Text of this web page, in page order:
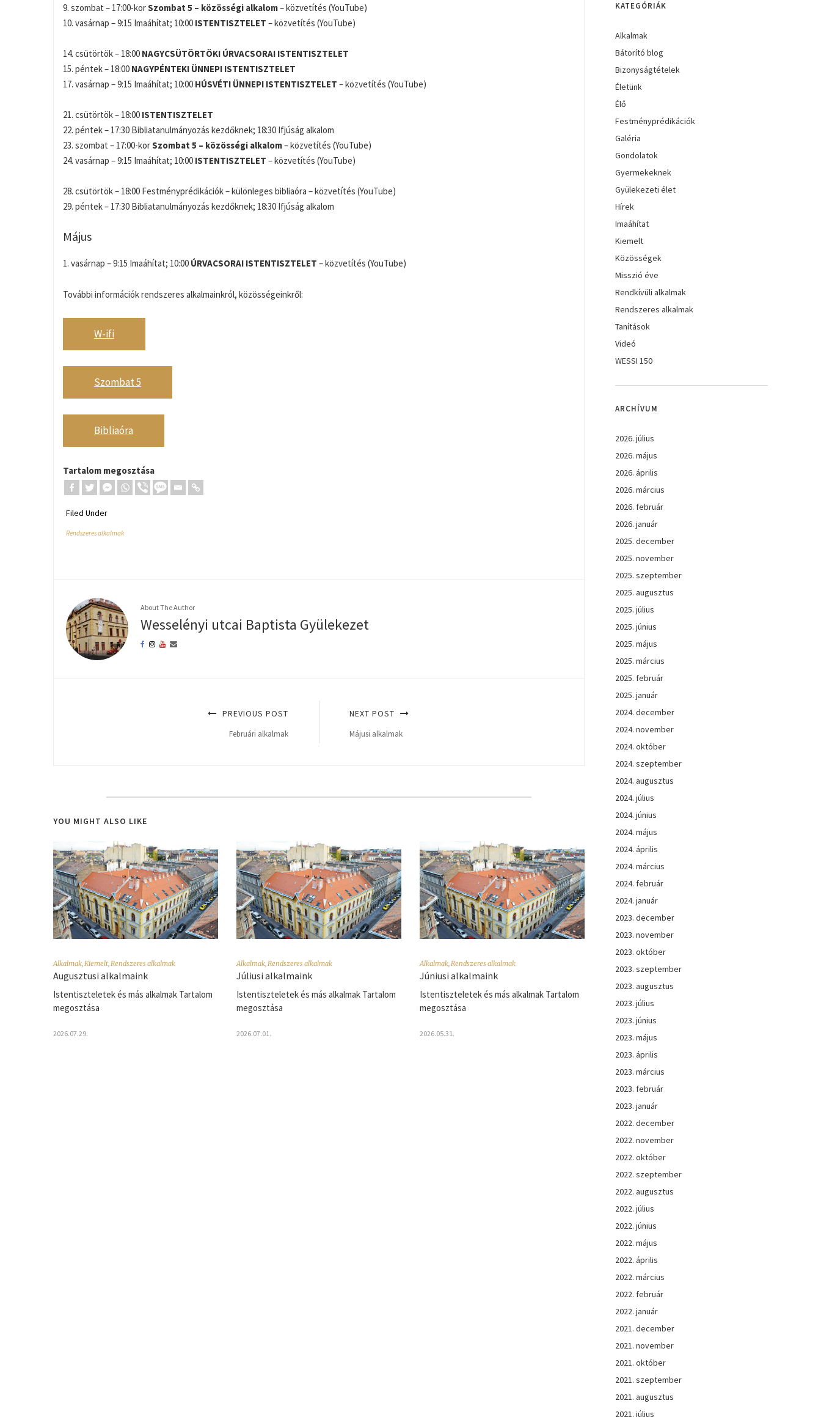
9. szombat – 17:00-korSzombat 5 – közösségi alkalom– közvetítés (YouTube)
10. vasárnap – 9:15 Imaáhítat; 10:00 ISTENTISZTELET – közvetítés (YouTube)
14. csütörtök – 18:00 NAGYCSÜTÖRTÖKI ÚRVACSORAI ISTENTISZTELET
15. péntek – 18:00 NAGYPÉNTEKI ÜNNEPI ISTENTISZTELET
17. vasárnap – 9:15 Imaáhítat; 10:00 HÚSVÉTI ÜNNEPI ISTENTISZTELET – közvetítés (YouTube)
21. csütörtök – 18:00 ISTENTISZTELET
22. péntek – 17:30 Bibliatanulmányozás kezdőknek; 18:30 Ifjúság alkalom
23. szombat – 17:00-korSzombat 5 – közösségi alkalom– közvetítés (YouTube)
24. vasárnap – 9:15 Imaáhítat; 10:00 ISTENTISZTELET – közvetítés (YouTube)
28. csütörtök – 18:00 Festményprédikációk – különleges bibliaóra – közvetítés (YouTube)
29. péntek – 17:30 Bibliatanulmányozás kezdőknek; 18:30 Ifjúság alkalom
Május
1. vasárnap – 9:15 Imaáhítat; 10:00 ÚRVACSORAI ISTENTISZTELET – közvetítés (YouTube)
További információk rendszeres alkalmainkról, közösségeinkről:
W-ifi
Szombat 5
Bibliaóra
Tartalom megosztása
Filed Under
Rendszeres alkalmak
About The Author
Wesselényi utcai Baptista Gyülekezet
PREVIOUS POST
Februári alkalmak
NEXT POST
Májusi alkalmak
YOU MIGHT ALSO LIKE
Alkalmak,Kiemelt,Rendszeres alkalmak
Augusztusi alkalmaink
Istentiszteletek és más alkalmak Tartalom
megosztása
2026.07.29.
Alkalmak,Rendszeres alkalmak
Júliusi alkalmaink
Istentiszteletek és más alkalmak Tartalom
megosztása
2026.07.01.
Alkalmak,Rendszeres alkalmak
Júniusi alkalmaink
Istentiszteletek és más alkalmak Tartalom
megosztása
2026.05.31.
KATEGÓRIÁK
Alkalmak
Bátorító blog
Bizonyságtételek
Életünk
Élő
Festményprédikációk
Galéria
Gondolatok
Gyermekeknek
Gyülekezeti élet
Hírek
Imaáhítat
Kiemelt
Közösségek
Misszió éve
Rendkívüli alkalmak
Rendszeres alkalmak
Tanítások
Videó
WESSI 150
ARCHÍVUM
2026. július
2026. május
2026. április
2026. március
2026. február
2026. január
2025. december
2025. november
2025. szeptember
2025. augusztus
2025. július
2025. június
2025. május
2025. március
2025. február
2025. január
2024. december
2024. november
2024. október
2024. szeptember
2024. augusztus
2024. július
2024. június
2024. május
2024. április
2024. március
2024. február
2024. január
2023. december
2023. november
2023. október
2023. szeptember
2023. augusztus
2023. július
2023. június
2023. május
2023. április
2023. március
2023. február
2023. január
2022. december
2022. november
2022. október
2022. szeptember
2022. augusztus
2022. július
2022. június
2022. május
2022. április
2022. március
2022. február
2022. január
2021. december
2021. november
2021. október
2021. szeptember
2021. augusztus
2021. július